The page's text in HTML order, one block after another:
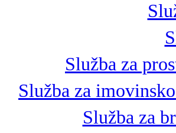
Služba za
Služba za
Služba za